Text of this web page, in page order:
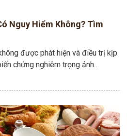
Nguy Hiểm Không? Tìm
được phát hiện và điều trị kịp
chứng nghiêm trọng ảnh